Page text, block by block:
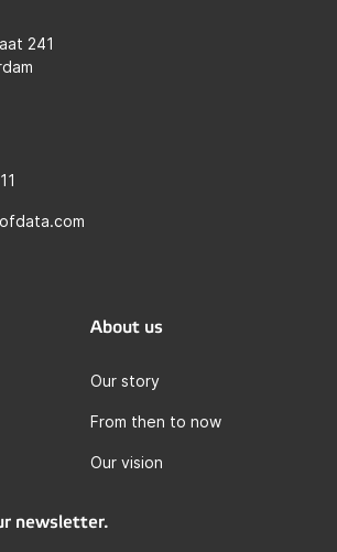
241
About us
Our story
From then to now
Our vision
newsletter.